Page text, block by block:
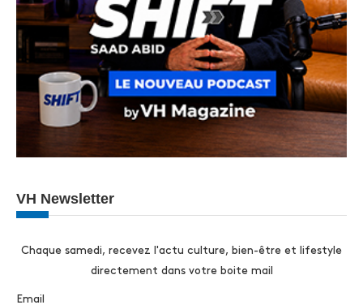
VH Newsletter
Chaque samedi, recevez l'actu culture, bien-être et lifestyle
directement dans votre boite mail
Email